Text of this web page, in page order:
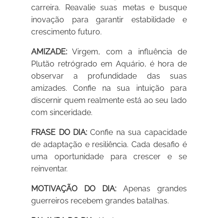
carreira. Reavalie suas metas e busque
inovação para garantir estabilidade e
crescimento futuro.
AMIZADE: Virgem, com a influência de
Plutão retrógrado em Aquário, é hora de
observar a profundidade das suas
amizades. Confie na sua intuição para
discernir quem realmente está ao seu lado
com sinceridade.
FRASE DO DIA: Confie na sua capacidade
de adaptação e resiliência. Cada desafio é
uma oportunidade para crescer e se
reinventar.
MOTIVAÇÃO DO DIA: Apenas grandes
guerreiros recebem grandes batalhas.